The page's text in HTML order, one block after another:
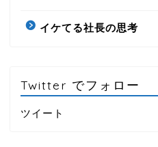
イケてる社長の思考
Twitter でフォロー
ツイート